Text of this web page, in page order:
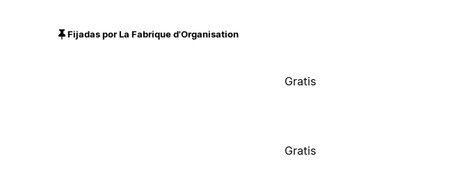
Fijadas por La Fabrique d'Organisation
Gratis
Gratis